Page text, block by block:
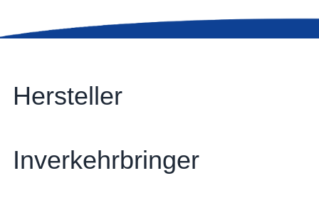
Hersteller
Inverkehrbringer